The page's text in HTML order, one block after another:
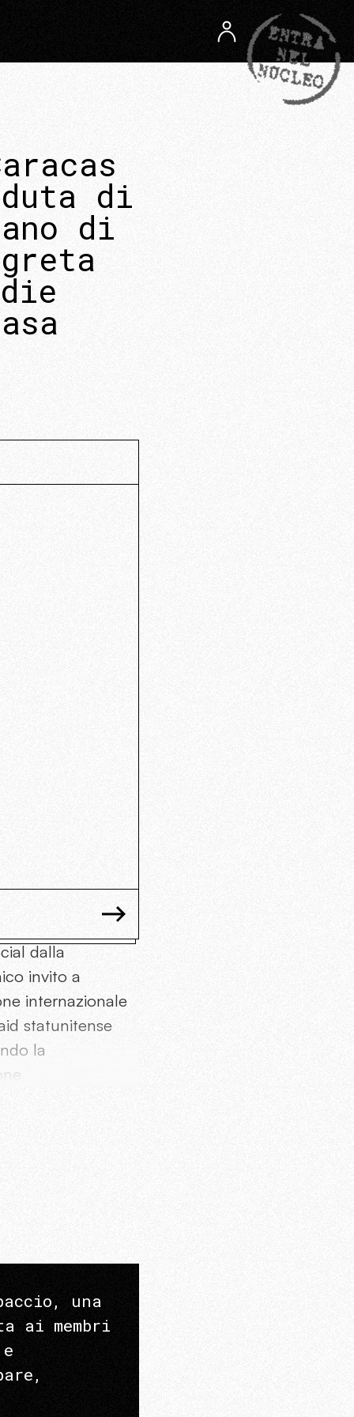
di
di
dalla
invito a
internazionale
statunitense
la
una
ai membri